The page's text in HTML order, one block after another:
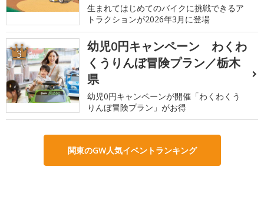
生まれてはじめてのバイクに挑戦できるア
トラクションが2026年3月に登場
3
幼児0円キャンペーン わくわ
くうりんぼ冒険プラン／栃木
県
幼児0円キャンペーンが開催「わくわくう
りんぼ冒険プラン」がお得
関東のGW人気イベントランキング